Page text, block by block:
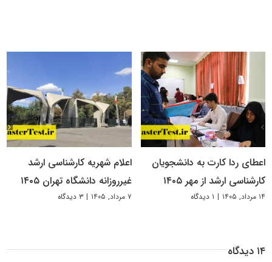
اعطای ردا کارت به دانشجویان
کارشناسی ارشد از مهر ۱۴۰۵
۱۴ مرداد, ۱۴۰۵ | ۱ دیدگاه
اعلام شهریه کارشناسی ارشد
غیرروزانه دانشگاه تهران ۱۴۰۵
۷ مرداد, ۱۴۰۵ | ۳ دیدگاه
۱۴ دیدگاه